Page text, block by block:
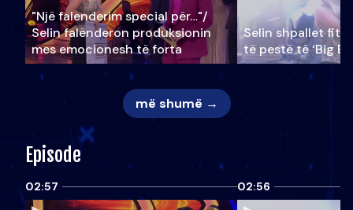
"Një falenderim special për…"/
Selin falënderon produksionin
mes emocionesh të forta
Selin shpallet
të pestë të ‘Big
më shumë →
Episode
02:57 02:56